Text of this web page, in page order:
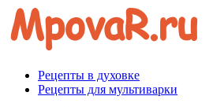
Перейти
контенту
Рецепты в духовке
Рецепты для мультиварки